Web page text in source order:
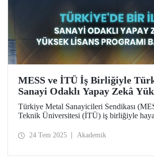
MESS ve İTÜ İş Birliğiyle
Sanayi Odaklı Yapay Zekâ
Programı Başlıyor!
Türkiye Metal Sanayicileri Sendikası
Teknik Üniversitesi (İTÜ) iş birliğiyle
olmak üzere özel sektördeki
24 Tem 2025 Akademik